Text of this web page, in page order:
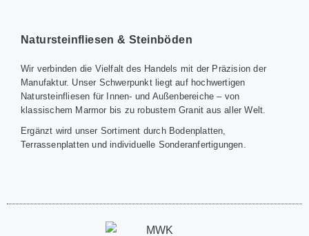
Natursteinfliesen & Steinböden
Wir verbinden die Vielfalt des Handels mit der Präzision der
Manufaktur. Unser Schwerpunkt liegt auf hochwertigen
Natursteinfliesen für Innen- und Außenbereiche – von
klassischem Marmor bis zu robustem Granit aus aller Welt.
Ergänzt wird unser Sortiment durch Bodenplatten,
Terrassenplatten und individuelle Sonderanfertigungen.